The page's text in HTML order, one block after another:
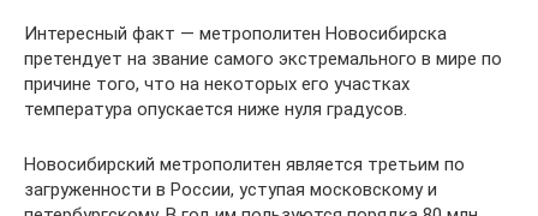
Интересный факт — метрополитен Новосибирска
претендует на звание самого экстремального в мире по
причине того, что на некоторых его участках
температура опускается ниже нуля градусов.
Новосибирский метрополитен является третьим по
загруженности в России, уступая московскому и